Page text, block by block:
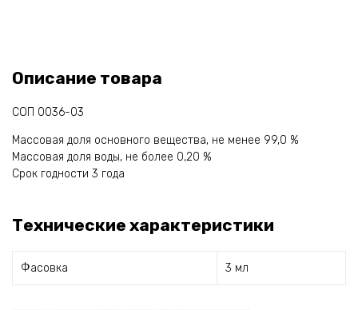
Описание товара
СОП 0036-03
Массовая доля основного вещества, не менее 99,0 %
Массовая доля воды, не более 0,20 %
Срок годности 3 года
Технические характеристики
Фасовка 3 мл